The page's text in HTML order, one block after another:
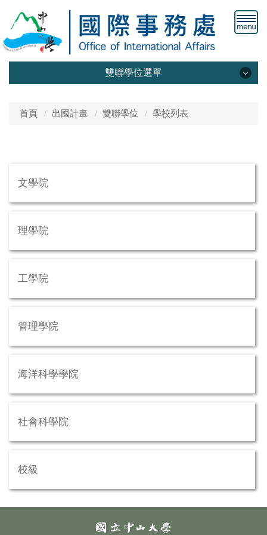
雙聯學位選單
首頁 出國計畫 雙聯學位 學校列表
文學院
理學院
工學院
管理學院
海洋科學學院
社會科學院
校級